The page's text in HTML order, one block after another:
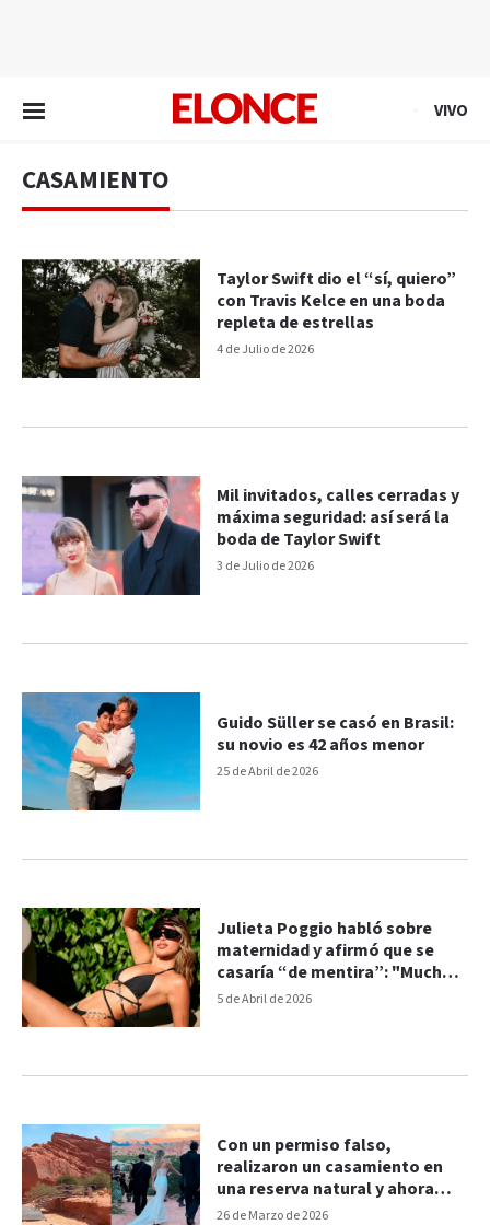
VIVO
CASAMIENTO
4 de Julio de 2026
Taylor Swift dio el “sí, quiero”
con Travis Kelce en una boda
repleta de estrellas
3 de Julio de 2026
Mil invitados, calles cerradas y
máxima seguridad: así será la
boda de Taylor Swift
25 de Abril de 2026
Guido Süller se casó en Brasil:
su novio es 42 años menor
5 de Abril de 2026
Julieta Poggio habló sobre
maternidad y afirmó que se
casaría “de mentira”: "Mucha
gente me juzga"
26 de Marzo de 2026
Con un permiso falso,
realizaron un casamiento en
una reserva natural y ahora
serán investigados